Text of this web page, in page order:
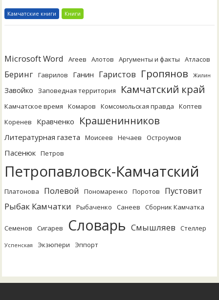
Камчатские книги Книги
Microsoft Word Агеев Алотов Аргументы и факты Атласов
Беринг Гаврилов Ганин Гаристов Гропянов Жилин
Завойко Заповедная территория Камчатский край
Камчатское время Комаров Комсомольская правда
Коптев
Коренев
Кравченко Крашенинников
Литературная газета Моисеев Нечаев Остроумов
Пасенюк Петров
Петропавловск-Камчатский
Платонова Полевой Пономаренко Поротов
Пустовит
Рыбак Камчатки
Рыбаченко Санеев Сборник Камчатка
Семенов Сигарев Словарь Смышляев Стеллер
Успенская Экзюпери Эппорт